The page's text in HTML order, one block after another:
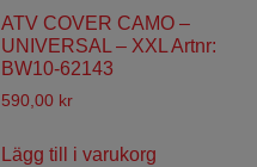
ATV COVER CAMO –
UNIVERSAL – XXL Artnr:
BW10-62143
590,00 kr
Lägg till i varukorg